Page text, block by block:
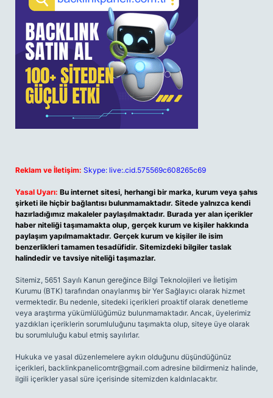
Reklam ve İletişim: Skype: live:.cid.575569c608265c69
Yasal Uyarı: Bu internet sitesi, herhangi bir marka, kurum veya şahıs
şirketi ile hiçbir bağlantısı bulunmamaktadır. Sitede yalnızca kendi
hazırladığımız makaleler paylaşılmaktadır. Burada yer alan içerikler
haber niteliği taşımamakta olup, gerçek kurum ve kişiler hakkında
paylaşım yapılmamaktadır. Gerçek kurum ve kişiler ile isim
benzerlikleri tamamen tesadüfidir. Sitemizdeki bilgiler taslak
halindedir ve tavsiye niteliği taşımazlar.
Sitemiz, 5651 Sayılı Kanun gereğince Bilgi Teknolojileri ve İletişim
Kurumu (BTK) tarafından onaylanmış bir Yer Sağlayıcı olarak hizmet
vermektedir. Bu nedenle, sitedeki içerikleri proaktif olarak denetleme
veya araştırma yükümlülüğümüz bulunmamaktadır. Ancak, üyelerimiz
yazdıkları içeriklerin sorumluluğunu taşımakta olup, siteye üye olarak
bu sorumluluğu kabul etmiş sayılırlar.
Hukuka ve yasal düzenlemelere aykırı olduğunu düşündüğünüz
içerikleri, backlinkpanelicomtr@gmail.com adresine bildirmeniz halinde,
ilgili içerikler yasal süre içerisinde sitemizden kaldırılacaktır.